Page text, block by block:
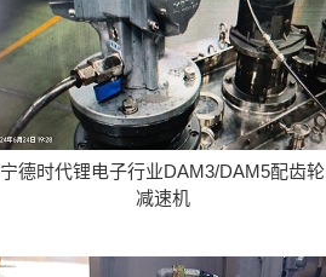
宁德时代锂电子行业DAM3/DAM5配齿轮
减速机